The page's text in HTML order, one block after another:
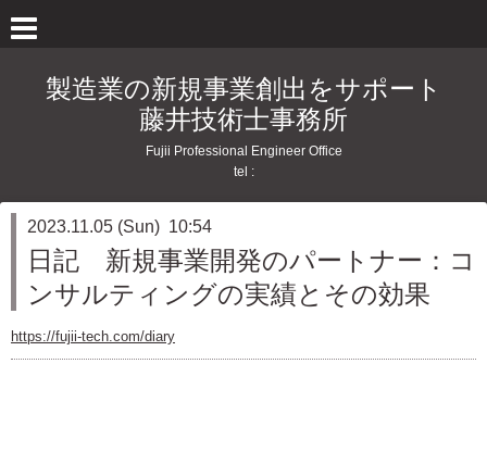
製造業の新規事業創出をサポート
藤井技術士事務所
Fujii Professional Engineer Office
tel :
2023.11.05 (Sun) 10:54
日記 新規事業開発のパートナー：コ
ンサルティングの実績とその効果
https://fujii-tech.com/diary